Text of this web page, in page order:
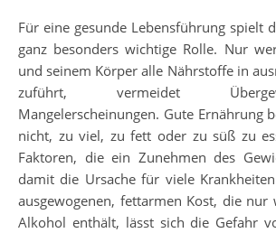
Für eine gesunde Lebensführung spielt die Ernährung eine
ganz besonders wichtige Rolle. Nur
und seinem Körper alle Nährstoffe in
zuführt, vermeidet
Mangelerscheinungen. Gute Ernährung
nicht, zu viel, zu fett oder zu süß zu
Faktoren, die ein Zunehmen des
damit die Ursache für viele
ausgewogenen, fettarmen Kost, die nur
Alkohol enthält, lässt sich die Gefahr